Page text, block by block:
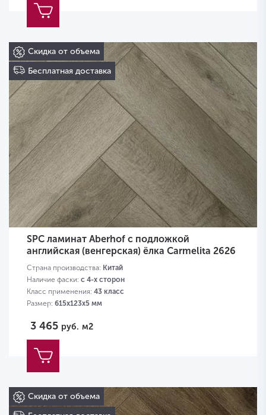
Скидка от объема
Бесплатная доставка
SPC ламинат Aberhof с подложкой
английская (венгерская) ёлка Carmelita 2626
Страна производства: Китай
Наличие фаски: с 4-х сторон
Класс применения: 43 класс
Размер: 615х123х5 мм
3 465 руб. м2
Скидка от объема